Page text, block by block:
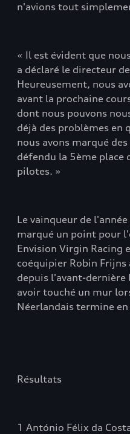
n'avions tout
« Il est évident que
a déclaré le directeur
Heureusement, nous
avant la prochaine
dont nous pouvons
déjà des problèmes
nous avons marqué
défendu la 5ème place
pilotes. »
Le vainqueur de
marqué un point pour
Envision Virgin Racing
coéquipier Robin Frijns
depuis l'avant-dernière
avoir touché un mur
Néerlandais termine
Résultats
1 António Félix da